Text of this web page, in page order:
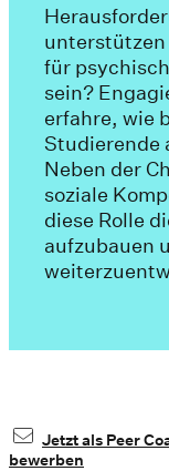
unterstützen
für
sein?
erfahre, wie
Studierende
Neben der
soziale
diese Rolle
aufzubauen
Jetzt als Peer
bewerben